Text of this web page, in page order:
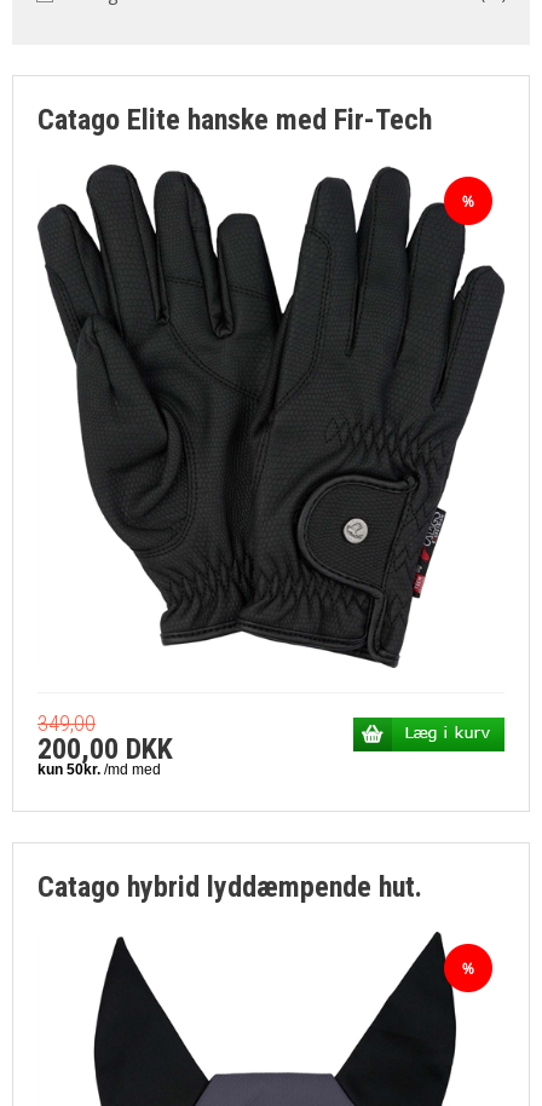
SØGNING
Catago Elite hanske med Fir-Tech
349,00
200,00 DKK
Catago hybrid lyddæmpende hut.